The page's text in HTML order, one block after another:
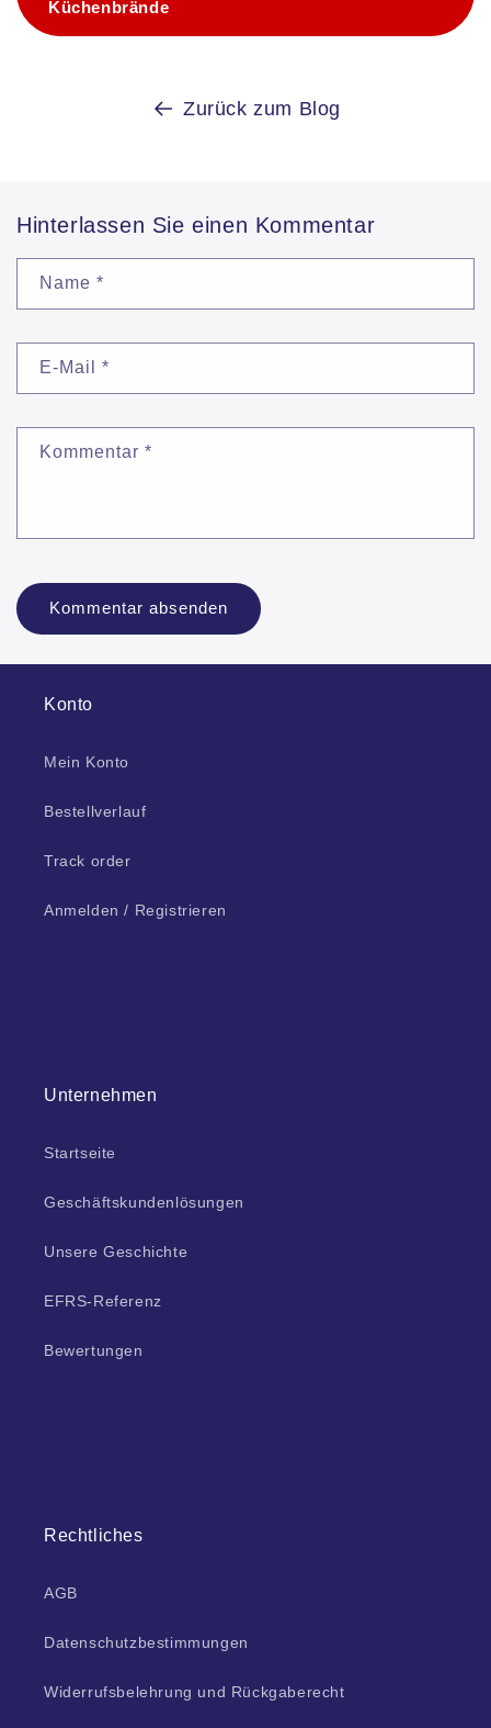
Küchenbrände
Zurück zum Blog
Hinterlassen Sie einen Kommentar
Name *
E-Mail *
Kommentar *
Konto
Mein Konto
Bestellverlauf
Track order
Anmelden / Registrieren
Unternehmen
Startseite
Geschäftskundenlösungen
Unsere Geschichte
EFRS-Referenz
Bewertungen
Rechtliches
AGB
Datenschutzbestimmungen
Widerrufsbelehrung und Rückgaberecht